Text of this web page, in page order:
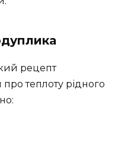
рецепт
теплоту рідного